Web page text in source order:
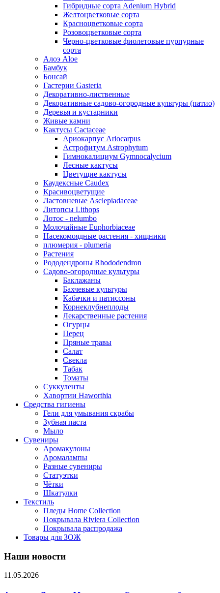
Гибридные сорта Adenium Hybrid
Желтоцветковые сорта
Красноцветковые сорта
Розовоцветковые сорта
Черно-цветковые фиолетовые пурпурные
сорта
Алоэ Aloe
Бамбук
Бонсай
Гастерии Gasteria
Декоративно-лиственные
Декоративные садово-огородные культуры (патио)
Деревья и кустарники
Живые камни
Кактусы Cactaceae
Ариокарпус Ariocarpus
Астрофитум Astrophytum
Гимнокалициум Gymnocalycium
Лесные кактусы
Цветущие кактусы
Каудексные Caudex
Красивоцветущие
Ластовневые Asclepiadaceae
Литопсы Lithops
Лотос - nelumbo
Молочайные Euphorbiaceae
Насекомоядные растения - хищники
плюмерия - plumeria
Растения
Рододендроны Rhododendron
Садово-огородные культуры
Баклажаны
Бахчевые культуры
Кабачки и патиссоны
Корнеклубнеплоды
Лекарственные растения
Огурцы
Перец
Пряные травы
Салат
Свекла
Табак
Томаты
Суккуленты
Хавортии Haworthia
Средства гигиены
Гели для умывания скрабы
Зубная паста
Мыло
Сувениры
Аромакулоны
Аромалампы
Разные сувениры
Статуэтки
Чётки
Шкатулки
Текстиль
Пледы Home Collection
Покрывала Riviera Collection
Покрывала распродажа
Товары для ЗОЖ
Наши новости
11.05.2026